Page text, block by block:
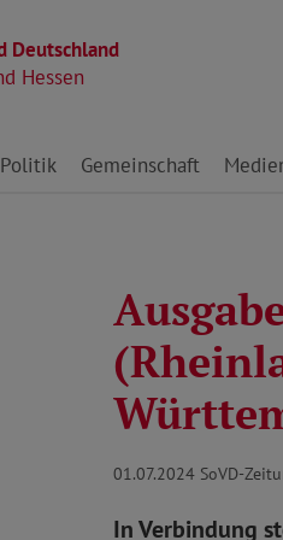
Deutschland
Hessen
Inhalten springen
Politik Gemeinschaft
01.07.2024 SoVD-
In Verbindung